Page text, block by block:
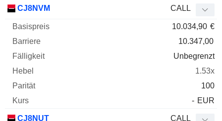
CJ8NVM CALL
10.034,90 €
10.347,00
Unbegrenzt
1.53x
100
- EUR
CJ8NUT CALL